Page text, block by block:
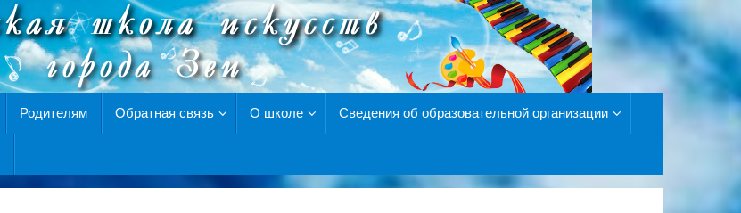
Родителям Обратная связь О школе Сведения об образовательной организации